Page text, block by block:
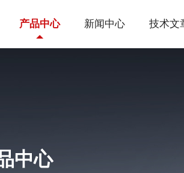
产品中心 新闻中心 技术文
中心